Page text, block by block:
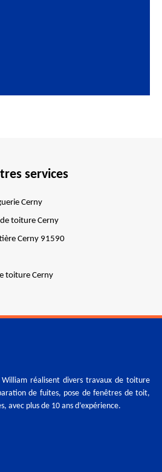
services
Cerny
toiture Cerny
Cerny 91590
toiture Cerny
William réalisent divers travaux de toiture
de fuites, pose de fenêtres de toit,
avec plus de 10 ans d’expérience.